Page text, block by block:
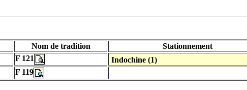
Nom de tradition Stationnement
F 121 Indochine (1)
F 119